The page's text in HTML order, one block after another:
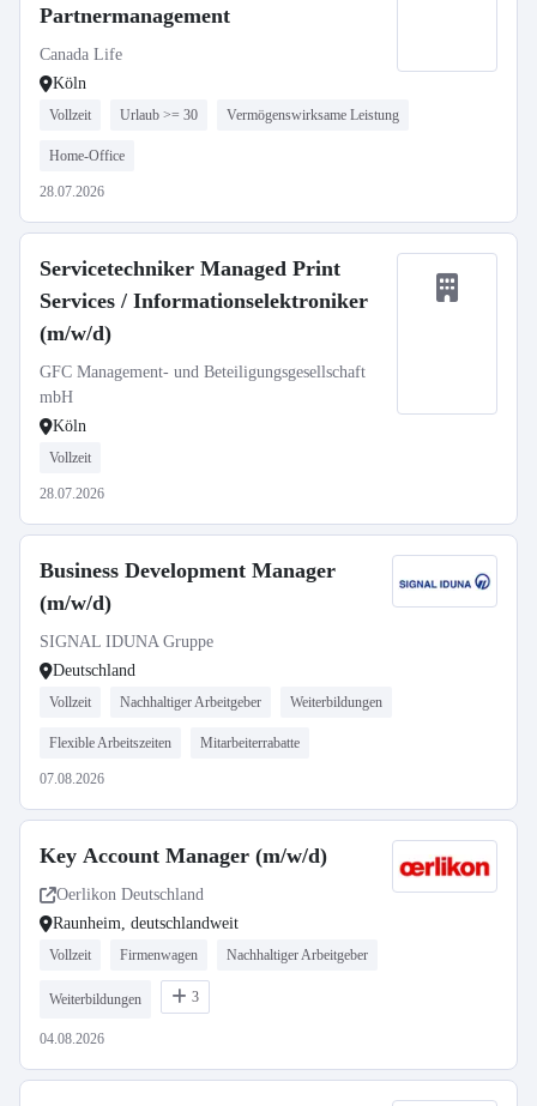
Partnermanagement
Canada Life
Köln
Vollzeit Urlaub >= 30 Vermögenswirksame Leistung
Home-Office
28.07.2026
Servicetechniker Managed Print
Services / Informationselektroniker
(m/w/d)
GFC Management- und Beteiligungsgesellschaft
mbH
Köln
Vollzeit
28.07.2026
Business Development Manager
(m/w/d)
SIGNAL IDUNA Gruppe
Deutschland
Vollzeit Nachhaltiger Arbeitgeber Weiterbildungen
Flexible Arbeitszeiten Mitarbeiterrabatte
07.08.2026
Key Account Manager (m/w/d)
Oerlikon Deutschland
Raunheim, deutschlandweit
Vollzeit Firmenwagen Nachhaltiger Arbeitgeber
Weiterbildungen 3
04.08.2026